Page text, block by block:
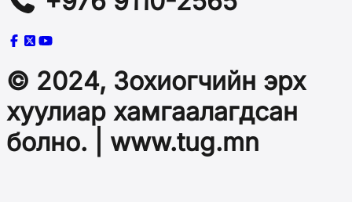
© 2024, Зохиогчийн эрх
хуулиар хамгаалагдсан
болно. | www.tug.mn